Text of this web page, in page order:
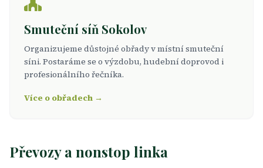
Smuteční síň Sokolov
Organizujeme důstojné obřady v místní smuteční
síni. Postaráme se o výzdobu, hudební doprovod i
profesionálního řečníka.
Více o obřadech →
Převozy a nonstop linka